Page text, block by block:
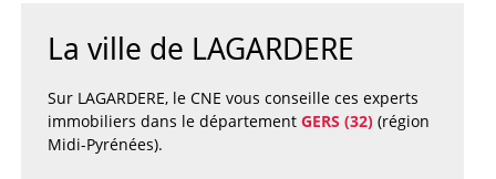
La ville de LAGARDERE
Sur LAGARDERE, le CNE vous conseille ces experts
immobiliers dans le département GERS (32)(région
Midi-Pyrénées).